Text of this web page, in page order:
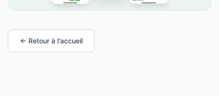
← Retour à l'accueil